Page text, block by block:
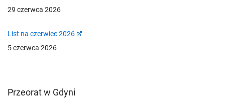
29 czerwca 2026
List na czerwiec 2026
5 czerwca 2026
Przeorat w Gdyni